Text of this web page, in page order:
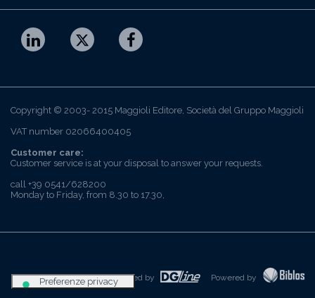
Copyright © 2003- 2015 Maggioli Editore, Società del Gruppo Maggioli
VAT number 02066400405
Customer care:
Customer service is at your disposal to answer your requests.
call +39 0541/628200
Monday to Friday, from 8.30 to 17.30,
Realized by Powered by